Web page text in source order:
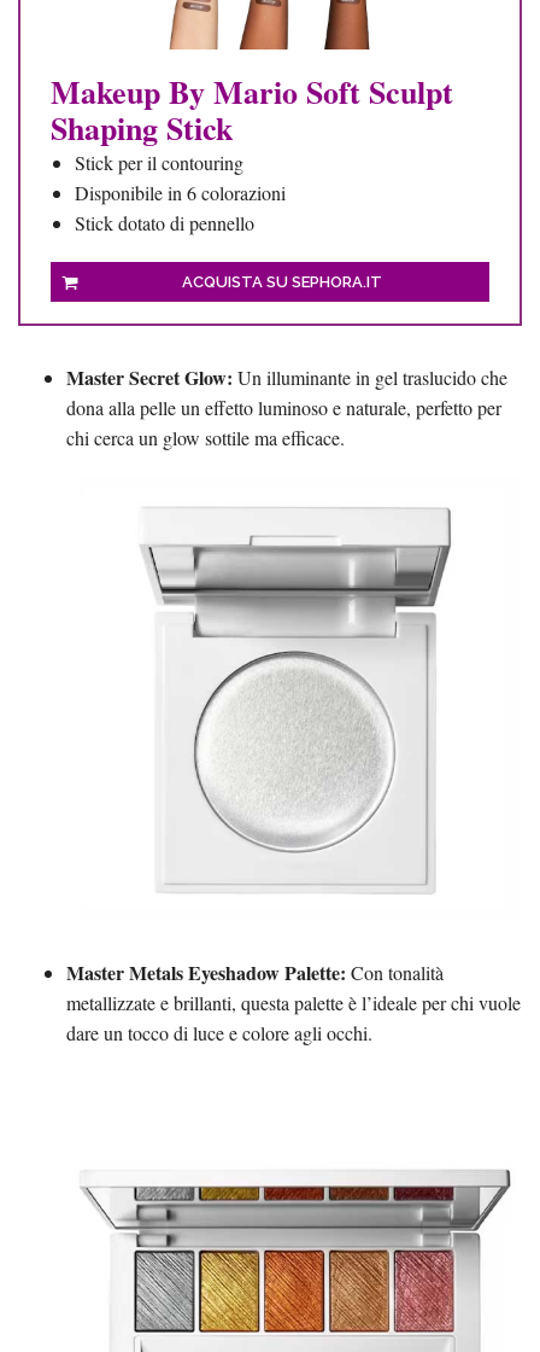
Makeup By Mario Soft Sculpt
Shaping Stick
Stick per il contouring
Disponibile in 6 colorazioni
Stick dotato di pennello
ACQUISTA SU SEPHORA.IT
Master Secret Glow: Un illuminante in gel traslucido che
dona alla pelle un effetto luminoso e naturale, perfetto per
chi cerca un glow sottile ma efficace.
Master Metals Eyeshadow Palette: Con tonalità
metallizzate e brillanti, questa palette è l’ideale per chi vuole
dare un tocco di luce e colore agli occhi.